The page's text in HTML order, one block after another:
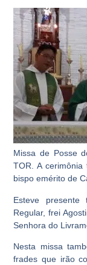
Missa de Posse
TOR. A
bispo emérito de
Esteve presente
Regular, frei
Senhora do
Nesta missa
frades que irão